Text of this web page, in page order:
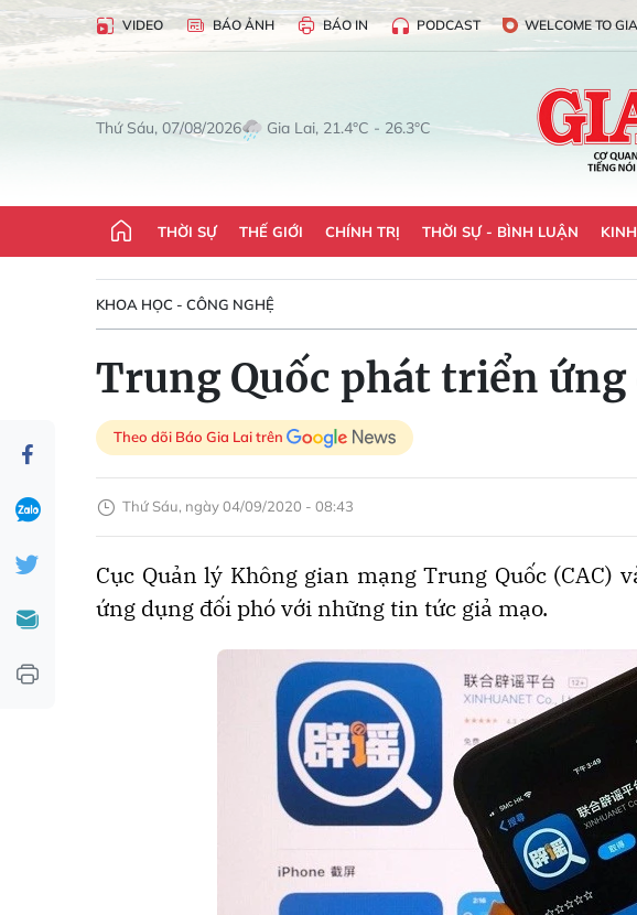
VIDEO BÁO ẢNH BÁO IN PODCAST WELCOME TO
Thứ Sáu, 07/08/2026 Gia Lai, 21.4°C - 26.3°C
THỜI SỰ THẾ GIỚI CHÍNH TRỊ THỜI SỰ - BÌNH LUẬN
KHOA HỌC - CÔNG NGHỆ
Trung Quốc phát triển
Theo dõi Báo Gia Lai trên
Thứ Sáu, ngày 04/09/2020 - 08:43
Cục Quản lý Không gian mạng Trung Quốc (CAC)
ứng dụng đối phó với những tin tức giả mạo.